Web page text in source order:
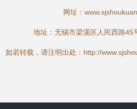
网址：
地址：无锡市梁溪区人民西路45
如若转载，请注明出处：http://